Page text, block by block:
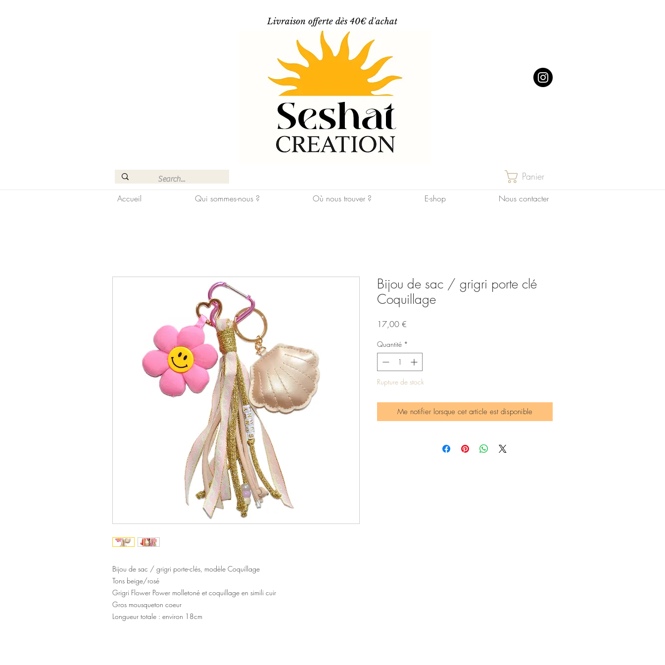
Livraison offerte dès 40€ d'achat
Panier
Accueil Qui sommes-nous ? Où nous trouver ? E-shop Nous contacter
Bijou de sac / grigri porte-clés, modèle Coquillage
Tons beige/rosé
Grigri Flower Power molletoné et coquillage en simili cuir
Gros mousqueton coeur
Longueur totale : environ 18cm
Bijou de sac / grigri porte clé
Coquillage
17,00 €
Quantité *
Rupture de stock
Me notifier lorsque cet article est disponible